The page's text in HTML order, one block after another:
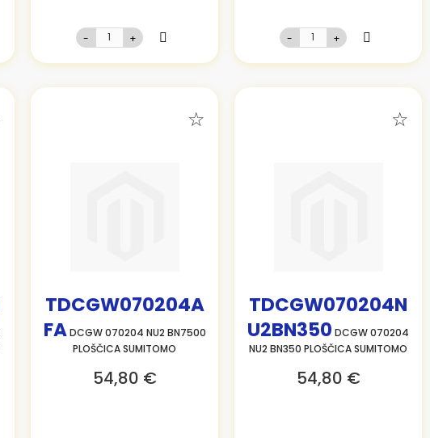
- + - +
TDCGW070204A
FADCGW 070204 NU2 BN7500
PLOŠČICA SUMITOMO
54,80 €
TDCGW070204N
U2BN350 DCGW 070204
NU2 BN350 PLOŠČICA SUMITOMO
54,80 €